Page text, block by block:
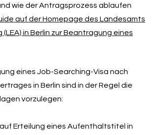
wie der Antragsprozess ablaufen
auf der Homepage des Landesamts
(LEA) in Berlin zur Beantragung eines
eines Job-Searching-Visa nach
in Berlin sind in der Regel die
vorzulegen:
Erteilung eines Aufenthaltstitel in